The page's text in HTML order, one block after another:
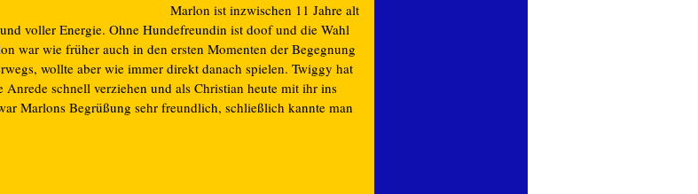
Marlon ist inzwischen 11 Jahre alt
voller Energie. Ohne Hundefreundin ist doof und die Wahl
war wie früher auch in den ersten Momenten der Begegnung
wollte aber wie immer direkt danach spielen. Twiggy hat
Anrede schnell verziehen und als Christian heute mit ihr ins
Marlons Begrüßung sehr freundlich, schließlich kannte man